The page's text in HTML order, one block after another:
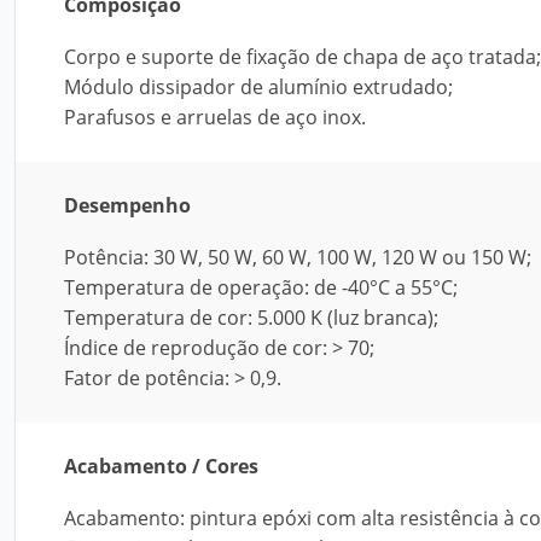
Corpo e suporte de fixação de chapa de aço tratada;
Módulo dissipador de alumínio extrudado;
Parafusos e arruelas de aço inox.
Desempenho
Potência: 30 W, 50 W, 60 W, 100 W, 120 W ou 150 W;
Temperatura de operação: de -40°C a 55°C;
Temperatura de cor: 5.000 K (luz branca);
Índice de reprodução de cor: > 70;
Fator de potência: > 0,9.
Acabamento / Cores
Acabamento: pintura epóxi com alta resistência à